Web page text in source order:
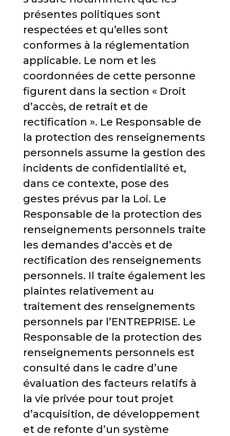
présentes politiques sont
respectées et qu’elles sont
conformes à la réglementation
applicable. Le nom et les
coordonnées de cette personne
figurent dans la section « Droit
d’accès, de retrait et de
rectification ». Le Responsable de
la protection des renseignements
personnels assume la gestion des
incidents de confidentialité et,
dans ce contexte, pose des
gestes prévus par la Loi. Le
Responsable de la protection des
renseignements personnels traite
les demandes d’accès et de
rectification des renseignements
personnels. Il traite également les
plaintes relativement au
traitement des renseignements
personnels par l’ENTREPRISE. Le
Responsable de la protection des
renseignements personnels est
consulté dans le cadre d’une
évaluation des facteurs relatifs à
la vie privée pour tout projet
d’acquisition, de développement
et de refonte d’un système